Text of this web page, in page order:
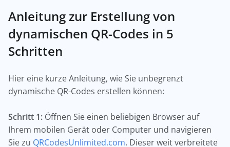
Anleitung zur Erstellung von
dynamischen QR-Codes in 5
Schritten
Hier eine kurze Anleitung, wie Sie unbegrenzt
dynamische QR-Codes erstellen können:
Schritt 1: Öffnen Sie einen beliebigen Browser auf
Ihrem mobilen Gerät oder Computer und navigieren
Sie zu QRCodesUnlimited.com. Dieser weit verbreitete